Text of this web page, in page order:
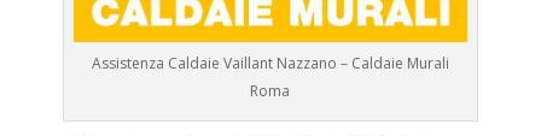
Assistenza Caldaie Vaillant Nazzano – Caldaie Murali
Roma